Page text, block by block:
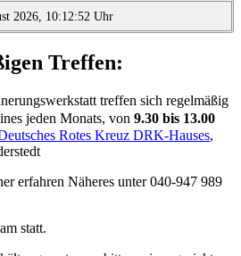
2026, 10:12:52 Uhr
Treffen:
treffen sich regelmäßig
jeden Monats, von 9.30 bis 13.00
DRK-Hauses,
erfahren Näheres unter 040-947 989
statt.